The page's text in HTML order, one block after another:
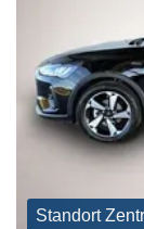
Standort